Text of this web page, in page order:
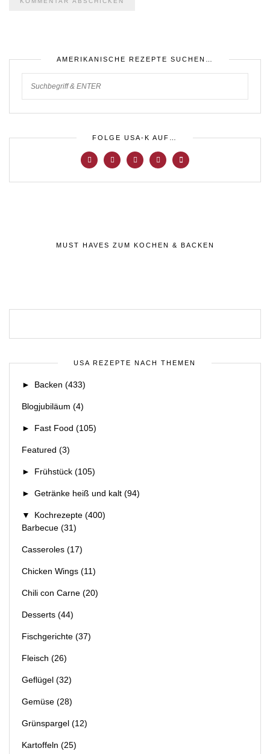
AMERIKANISCHE REZEPTE SUCHEN…
FOLGE USA-K AUF…
MUST HAVES ZUM KOCHEN & BACKEN
USA REZEPTE NACH THEMEN
► Backen (433)
Blogjubiläum (4)
► Fast Food (105)
Featured (3)
► Frühstück (105)
► Getränke heiß und kalt (94)
▼ Kochrezepte (400)
Barbecue (31)
Casseroles (17)
Chicken Wings (11)
Chili con Carne (20)
Desserts (44)
Fischgerichte (37)
Fleisch (26)
Geflügel (32)
Gemüse (28)
Grünspargel (12)
Kartoffeln (25)